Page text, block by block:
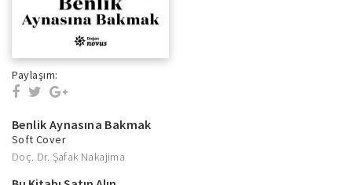
Paylaşım:
Benlik Aynasına Bakmak
Soft Cover
Doç. Dr. Şafak Nakajima